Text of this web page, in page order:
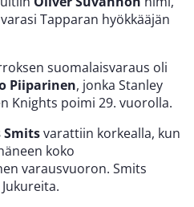
Tapparan hyökkääjän
suomalaisvaraus oli
Piiparinen, jonka Stanley
Knights poimi 29. vuorolla.
Smitsvarattiin korkealla, kun
koko
varausvuoron. Smits